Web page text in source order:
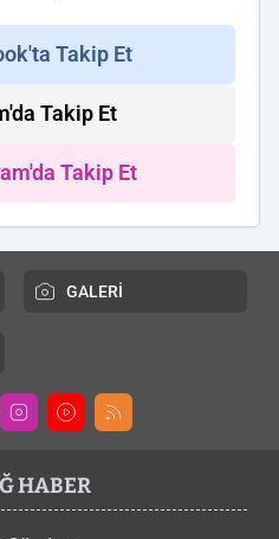
Takip Et
Takip Et
Takip Et
GALERİ
HABER